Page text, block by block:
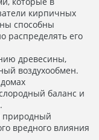
кирпичных
способны
распределять его
древесины,
воздухообмен.
баланс и
природный
вредного влияния